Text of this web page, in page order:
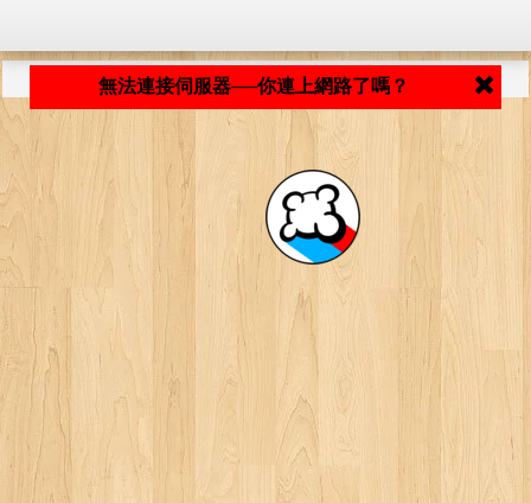
無法連接伺服器──你連上網路了嗎？
程式載入中... ...